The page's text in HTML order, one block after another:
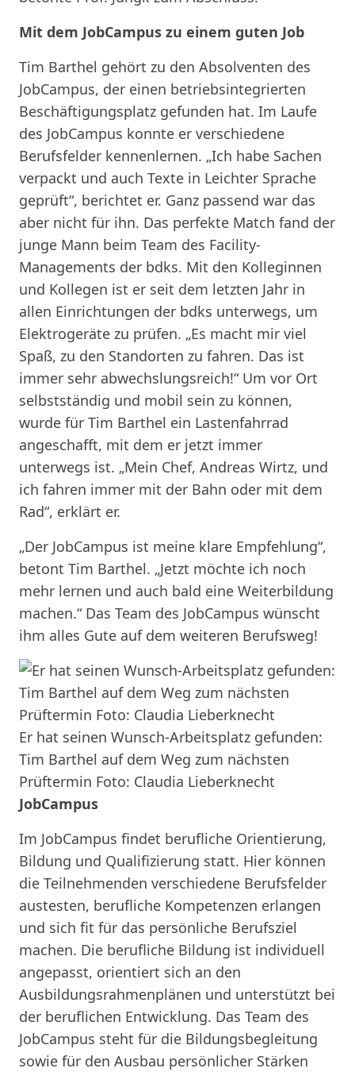
Mit dem JobCampus zu einem guten Job
Tim Barthel gehört zu den Absolventen des
JobCampus, der einen betriebsintegrierten
Beschäftigungsplatz gefunden hat. Im Laufe
des JobCampus konnte er verschiedene
Berufsfelder kennenlernen. „Ich habe Sachen
verpackt und auch Texte in Leichter Sprache
geprüft“, berichtet er. Ganz passend war das
aber nicht für ihn. Das perfekte Match fand der
junge Mann beim Team des Facility-
Managements der bdks. Mit den Kolleginnen
und Kollegen ist er seit dem letzten Jahr in
allen Einrichtungen der bdks unterwegs, um
Elektrogeräte zu prüfen. „Es macht mir viel
Spaß, zu den Standorten zu fahren. Das ist
immer sehr abwechslungsreich!“ Um vor Ort
selbstständig und mobil sein zu können,
wurde für Tim Barthel ein Lastenfahrrad
angeschafft, mit dem er jetzt immer
unterwegs ist. „Mein Chef, Andreas Wirtz, und
ich fahren immer mit der Bahn oder mit dem
Rad“, erklärt er.
„Der JobCampus ist meine klare Empfehlung“,
betont Tim Barthel. „Jetzt möchte ich noch
mehr lernen und auch bald eine Weiterbildung
machen.“ Das Team des JobCampus wünscht
ihm alles Gute auf dem weiteren Berufsweg!
Er hat seinen Wunsch-Arbeitsplatz gefunden:
Tim Barthel auf dem Weg zum nächsten
Prüftermin Foto: Claudia Lieberknecht
JobCampus
Im JobCampus findet berufliche Orientierung,
Bildung und Qualifizierung statt. Hier können
die Teilnehmenden verschiedene Berufsfelder
austesten, berufliche Kompetenzen erlangen
und sich fit für das persönliche Berufsziel
machen. Die berufliche Bildung ist individuell
angepasst, orientiert sich an den
Ausbildungsrahmenplänen und unterstützt bei
der beruflichen Entwicklung. Das Team des
JobCampus steht für die Bildungsbegleitung
sowie für den Ausbau persönlicher Stärken